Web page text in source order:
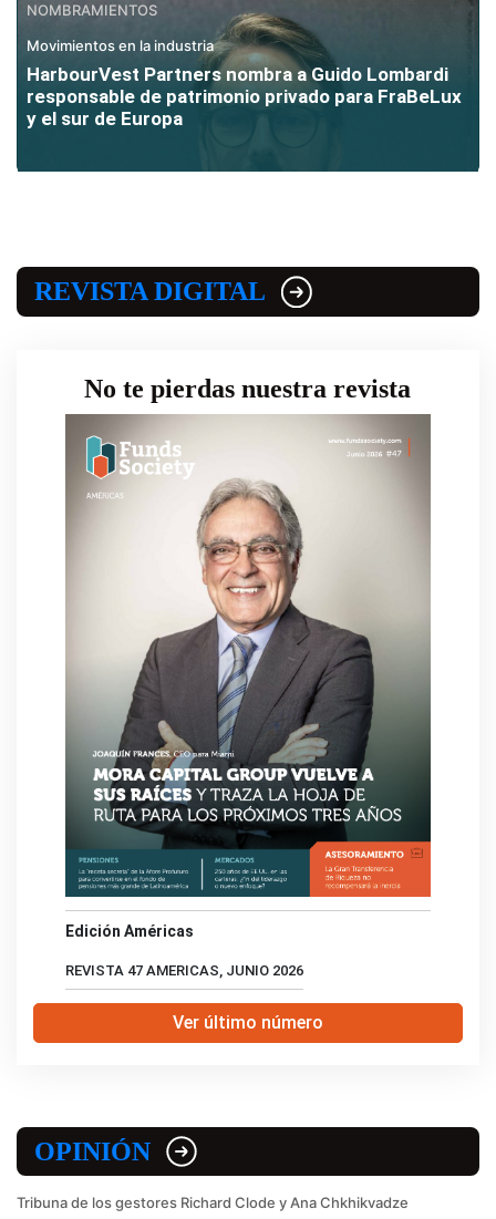
NOMBRAMIENTOS
Movimientos en la industria
HarbourVest Partners nombra a Guido Lombardi
responsable de patrimonio privado para FraBeLux
y el sur de Europa
REVISTA DIGITAL
No te pierdas nuestra revista
Edición Américas
REVISTA 47 AMERICAS, JUNIO 2026
Ver último número
OPINIÓN
Tribuna de los gestores Richard Clode y Ana Chkhikvadze